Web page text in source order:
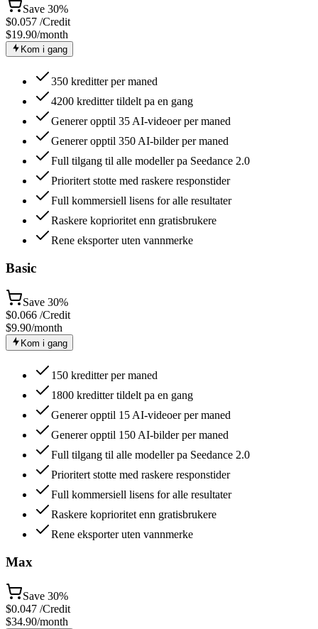
Save 30%
$0.057 /Credit
$19.90/month
Kom i gang
350 kreditter per maned
4200 kreditter tildelt pa en gang
Generer opptil 35 AI-videoer per maned
Generer opptil 350 AI-bilder per maned
Full tilgang til alle modeller pa Seedance 2.0
Prioritert stotte med raskere responstider
Full kommersiell lisens for alle resultater
Raskere koprioritet enn gratisbrukere
Rene eksporter uten vannmerke
Basic
Save 30%
$0.066 /Credit
$9.90/month
Kom i gang
150 kreditter per maned
1800 kreditter tildelt pa en gang
Generer opptil 15 AI-videoer per maned
Generer opptil 150 AI-bilder per maned
Full tilgang til alle modeller pa Seedance 2.0
Prioritert stotte med raskere responstider
Full kommersiell lisens for alle resultater
Raskere koprioritet enn gratisbrukere
Rene eksporter uten vannmerke
Max
Save 30%
$0.047 /Credit
$34.90/month